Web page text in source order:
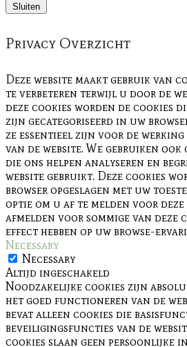
Sluiten
Privacy Overzicht
Deze website maakt gebruik van
te verbeteren terwijl u door de
deze cookies worden de cookies
zijn gecategoriseerd in uw
ze essentieel zijn voor de
van de website. We gebruiken
die ons helpen analyseren en
website gebruikt. Deze cookies
browser opgeslagen met uw
optie om u af te melden voor
afmelden voor sommige van deze
effect hebben op uw browse-
Necessary
Necessary
Altijd ingeschakeld
Noodzakelijke cookies zijn
het goed functioneren van de
bevat alleen cookies die
beveiligingsfuncties van de
cookies slaan geen persoonlijke